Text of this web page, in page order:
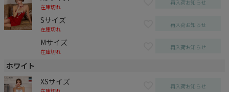
在庫切れ
再入荷お知らせ
Sサイズ
在庫切れ
再入荷お知らせ
Mサイズ
在庫切れ
再入荷お知らせ
ホワイト
XSサイズ
再入荷お知らせ